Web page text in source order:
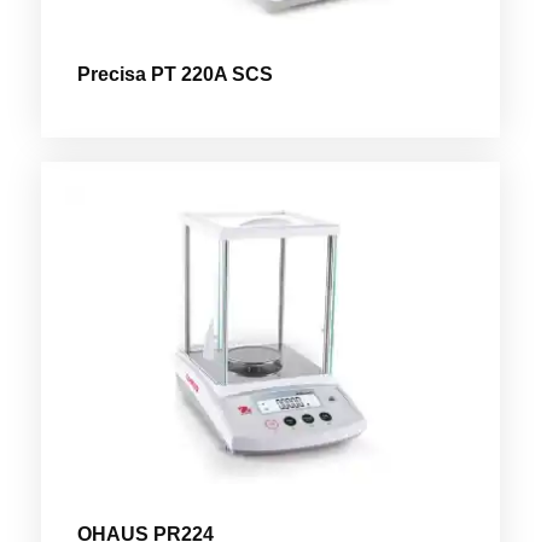
Precisa PT 220A SCS
OHAUS PR224